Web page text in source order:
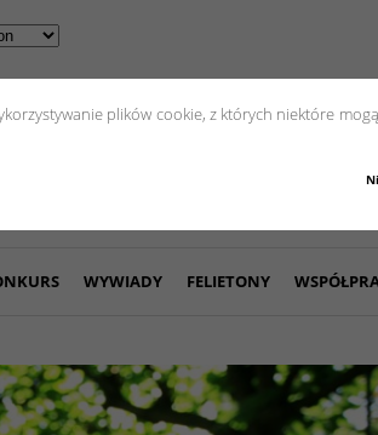
plików cookie, z których niektóre
WYWIADY FELIETONY